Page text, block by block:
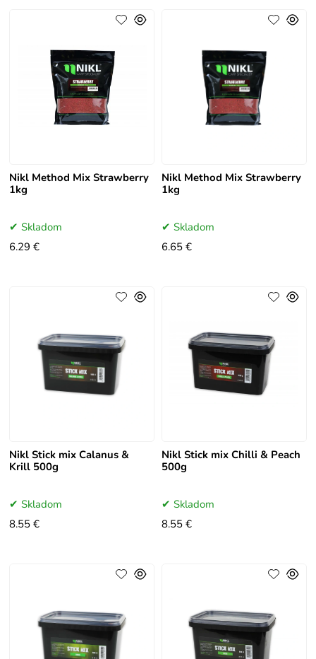
Nikl Method Mix Strawberry
1kg
Skladom
6.29 €
Nikl Method Mix Strawberry
1kg
Skladom
6.65 €
Nikl Stick mix Calanus &
Krill 500g
Skladom
8.55 €
Nikl Stick mix Chilli & Peach
500g
Skladom
8.55 €